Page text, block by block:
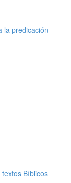
la predicación
textos Bíblicos